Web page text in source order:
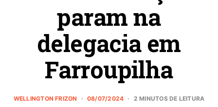
param na
delegacia em
Farroupilha
WELLINGTON FRIZON 08/07/2024 2 MINUTOS DE LEITURA